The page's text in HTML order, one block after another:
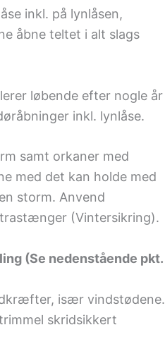
inkl. på lynlåsen,
åbne teltet i alt slags
løbende efter nogle år
inkl. lynlåse.
samt orkaner med
med det kan holde med
storm. Anvend
(Vintersikring).
(Se nedenstående pkt.
især vindstødene.
skridsikkert